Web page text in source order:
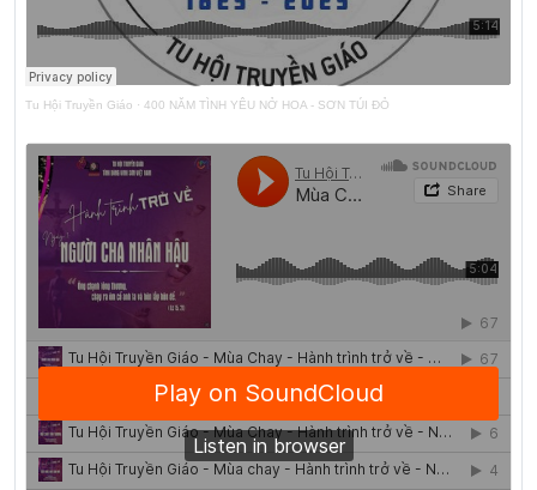
Tu Hội Truyền Giáo · 400 NĂM TÌNH YÊU NỞ HOA - SƠN TÚI ĐỎ